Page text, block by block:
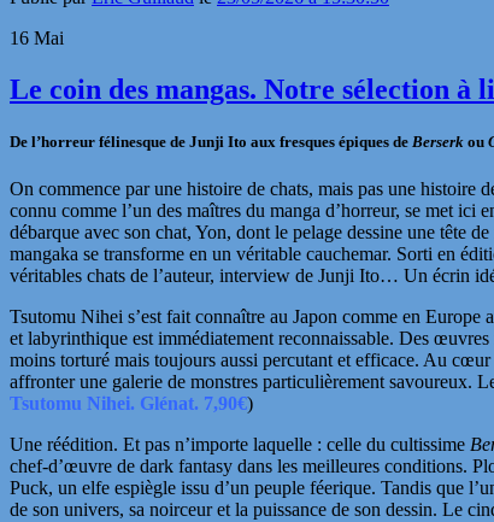
16 Mai
Le coin des mangas. Notre sélection à
De l’horreur félinesque de Junji Ito aux fresques épiques de Berserk ou
On commence par une histoire de chats, mais pas une histoire
connu comme l’un des maîtres du manga d’horreur, se met ici
débarque avec son chat, Yon, dont le pelage dessine une tête
mangaka se transforme en un véritable cauchemar. Sorti en
véritables chats de l’auteur, interview de Junji Ito… Un écrin
Tsutomu Nihei s’est fait connaître au Japon comme en Europe
et labyrinthique est immédiatement reconnaissable. Des
moins torturé mais toujours aussi percutant et efficace. Au
affronter une galerie de monstres particulièrement savoureux.
Tsutomu Nihei. Glénat. 7,90€)
Une réédition. Et pas n’importe laquelle : celle du cultissime
chef-d’œuvre de dark fantasy dans les meilleures conditions.
Puck, un elfe espiègle issu d’un peuple féerique. Tandis que
de son univers, sa noirceur et la puissance de son dessin. Le